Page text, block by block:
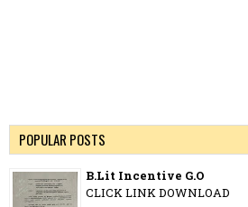
POPULAR POSTS
B.Lit Incentive G.O
CLICK LINK DOWNLOAD